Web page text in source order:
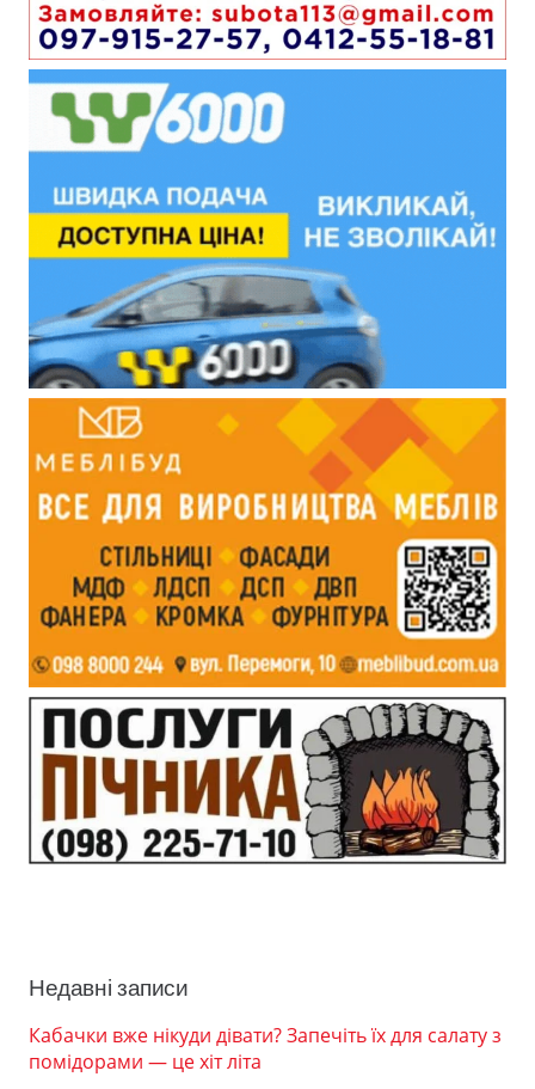
Недавні записи
Кабачки вже нікуди дівати? Запечіть їх для салату з
помідорами — це хіт літа